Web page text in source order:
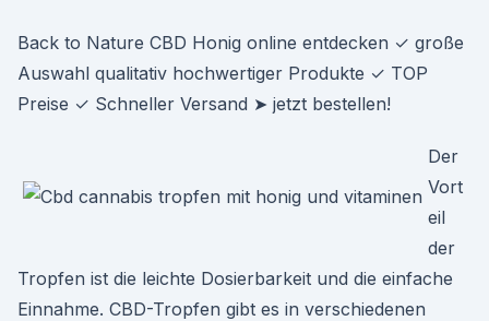
Back to Nature CBD Honig online entdecken ✓ große
Auswahl qualitativ hochwertiger Produkte ✓ TOP
Preise ✓ Schneller Versand ➤ jetzt bestellen!
Der
Vort
eil
der
Tropfen ist die leichte Dosierbarkeit und die einfache
Einnahme. CBD-Tropfen gibt es in verschiedenen